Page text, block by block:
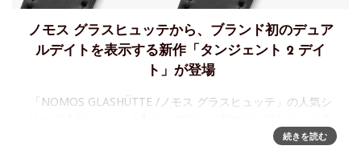
ノモス グラスヒュッテから、ブランド初のデュア
ルデイトを表示する新作「タンジェント 2 デイ
ト」が登場
「NOMOS GLASHÜTTE /ノモス グラスヒュッテ」の人気シ
示の新作「タンジェント 2 デイト」が登場、11月より発売ド
続きを読む